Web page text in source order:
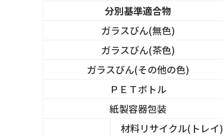
分別基準適合物
ガラスびん(無色)
ガラスびん(茶色)
ガラスびん(その他の色)
ＰＥＴボトル
紙製容器包装
材料リサイクル(トレイ)